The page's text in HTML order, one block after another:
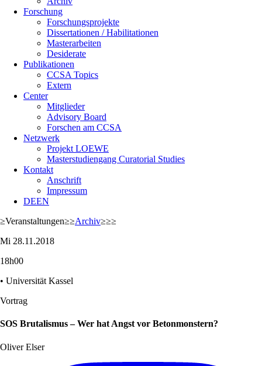
Forschung
Forschungsprojekte
Dissertationen / Habilitationen
Masterarbeiten
Desiderate
Publikationen
CCSA Topics
Extern
Center
Mitglieder
Advisory Board
Forschen am CCSA
Netzwerk
Projekt LOEWE
Masterstudiengang Curatorial Studies
Kontakt
Anschrift
Impressum
DEEN
≥Veranstaltungen≥≥Archiv≥≥≥
Mi 28.11.2018
18h00
• Universität Kassel
Vortrag
SOS Brutalismus – Wer hat Angst vor Betonmonstern?
Oliver Elser